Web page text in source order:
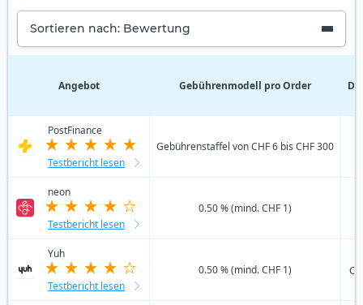
Sortieren nach: Bewertung
Angebot Gebührenmodell pro Order
PostFinance
Testbericht lesen
Gebührenstaffel von CHF 6 bis CHF 300
neon
Testbericht lesen
0.50 % (mind. CHF 1)
Yuh
Testbericht lesen
0.50 % (mind. CHF 1)